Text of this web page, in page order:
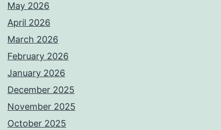
May 2026
April 2026
March 2026
February 2026
January 2026
December 2025
November 2025
October 2025